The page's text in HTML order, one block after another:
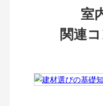
室
関連